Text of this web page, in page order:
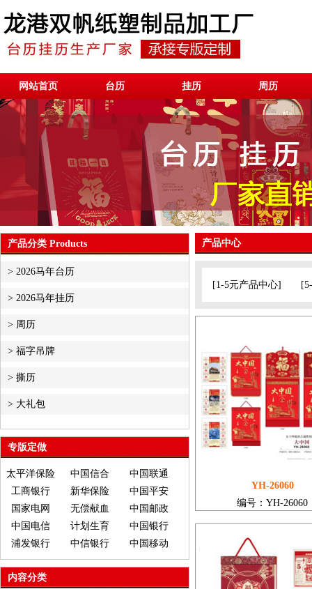
网站首页 台历 挂历 周历
产品分类 Products
> 2026马年台历
> 2026马年挂历
> 周历
> 福字吊牌
> 撕历
> 大礼包
专版定做
太平洋保险 中国信合
中国联通
工商银行
新华保险
中国平安
国家电网
无偿献血
中国邮政
中国电信
计划生育
中国银行
浦发银行
中信银行 中国移动
内容分类
产品中心
[1-5元产品中心] [
YH-26060
编号：YH-26060